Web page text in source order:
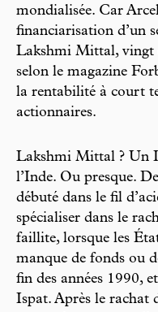
mondialisée. Car
financiarisation d’un
Lakshmi Mittal, vingt
selon le magazine
la rentabilité à court
actionnaires.
Lakshmi Mittal ? Un
l’Inde. Ou presque.
débuté dans le fil
spécialiser dans le
faillite, lorsque les
manque de fonds ou
fin des années 1990,
Ispat. Après le rachat